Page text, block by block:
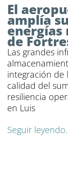
El
amplía
energías
de
Las grandes
integración de
calidad del
resiliencia
en Luis
Seguir